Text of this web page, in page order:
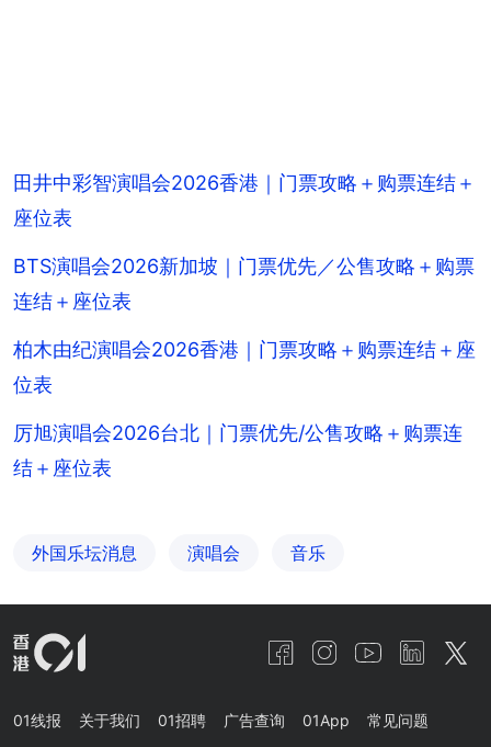
田井中彩智演唱会2026香港｜门票攻略＋购票连结＋
座位表
BTS演唱会2026新加坡｜门票优先／公售攻略＋购票
连结＋座位表
柏木由纪演唱会2026香港｜门票攻略＋购票连结＋座
位表
厉旭演唱会2026台北｜门票优先/公售攻略＋购票连
结＋座位表
外国乐坛消息 演唱会 音乐
01线报 关于我们 01招聘 广告查询 01App 常见问题